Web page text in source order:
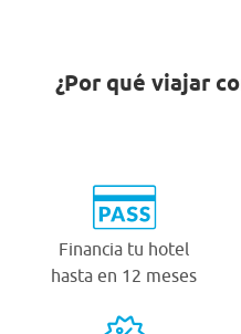
¿Por qué viajar
Financia tu hotel
hasta en 12 meses